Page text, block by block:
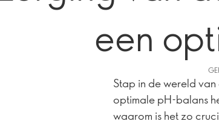
een
Stap in de wereld
optimale pH-balans
waarom is het zo